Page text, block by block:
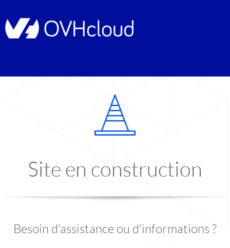
Site en construction
Besoin d'assistance ou d'informations ?